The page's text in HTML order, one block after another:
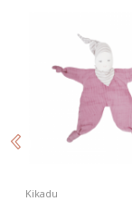
Kikadu